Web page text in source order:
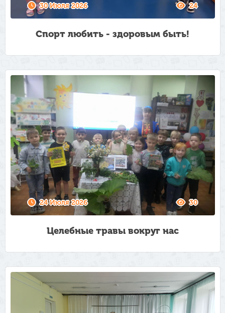
30 Июля 2026 24
Спорт любить - здоровым быть!
24 Июля 2026 30
Целебные травы вокруг нас